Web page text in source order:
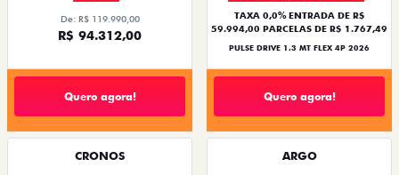
De: R$ 119.990,00
R$ 94.312,00
Quero agora!
TAXA 0,0% ENTRADA DE R$
59.994,00 PARCELAS DE R$ 1.767,49
PULSE DRIVE 1.3 MT FLEX 4P 2026
Quero agora!
CRONOS ARGO